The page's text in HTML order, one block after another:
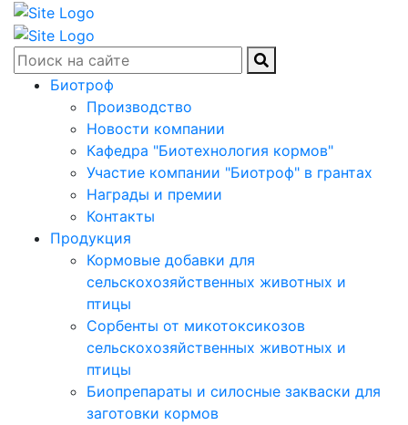
Биотроф
Производство
Новости компании
Кафедра "Биотехнология кормов"
Участие компании "Биотроф" в грантах
Награды и премии
Контакты
Продукция
Кормовые добавки для
сельскохозяйственных животных и
птицы
Сорбенты от микотоксикозов
сельскохозяйственных животных и
птицы
Биопрепараты и силосные закваски для
заготовки кормов